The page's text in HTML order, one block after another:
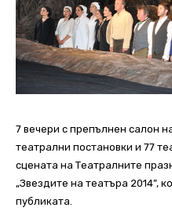
7 вечери с препълнен салон
театрални постановки и 77
сцената на Театралните
„Звездите на театъра 2014”,
публиката.